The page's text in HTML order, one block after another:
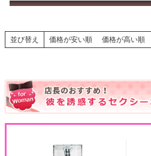
並び替え 価格が安い順 価格が高い順